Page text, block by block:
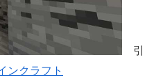
引
ンクラフト